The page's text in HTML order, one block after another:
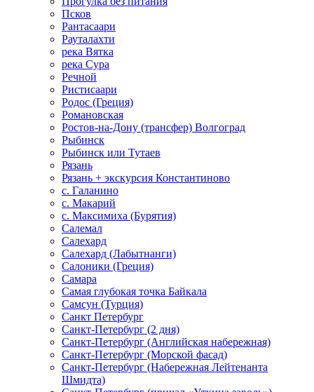
Псков
Рантасаари
Рауталахти
река Вятка
река Сура
Речной
Ристисаари
Родос (Греция)
Романовская
Ростов-на-Дону (трансфер) Волгоград
Рыбинск
Рыбинск или Тутаев
Рязань
Рязань + экскурсия Константиново
с. Галанино
с. Макарий
с. Максимиха (Бурятия)
Салемал
Салехард
Салехард (Лабытнанги)
Салоники (Греция)
Самара
Самая глубокая точка Байкала
Самсун (Турция)
Санкт Петербург
Санкт-Петербург (2 дня)
Санкт-Петербург (Английская набережная)
Санкт-Петербург (Морской фасад)
Санкт-Петербург (Набережная Лейтенанта
Шмидта)